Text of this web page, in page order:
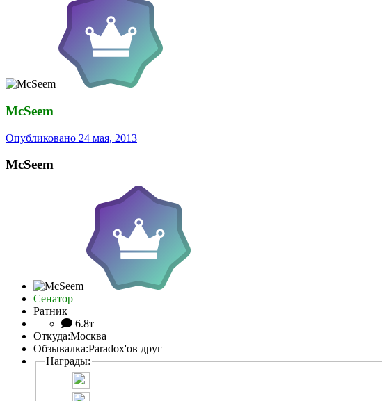
McSeem
Опубликовано 24 мая, 2013
McSeem
Сенатор
Ратник
6.8т
Откуда:Москва
Обзывалка:Paradox'ов друг
Награды: